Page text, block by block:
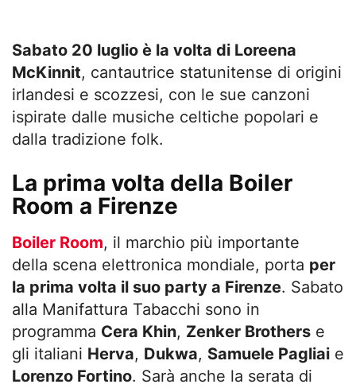
Sabato 20 luglio è la volta di Loreena
McKinnit, cantautrice statunitense di origini
irlandesi e scozzesi, con le sue canzoni
ispirate dalle musiche celtiche popolari e
dalla tradizione folk.
La prima volta della Boiler
Room a Firenze
Boiler Room, il marchio più importante
della scena elettronica mondiale, porta per
la prima volta il suo party a Firenze. Sabato
alla Manifattura Tabacchi sono in
programma Cera Khin, Zenker Brothers e
gli italiani Herva, Dukwa, Samuele Pagliai e
Lorenzo Fortino. Sarà anche la serata di